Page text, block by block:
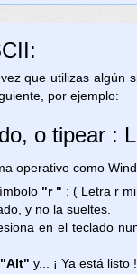
que utilizas
por ejemplo:
o tipear :
operativo como
"r " : ( Letra r
y no la sueltes.
en el teclado
"Alt" y... ¡ Ya está listo